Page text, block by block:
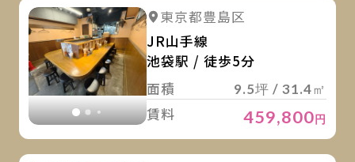
詳細を見る
東京都豊島区
JR山手線
池袋駅 / 徒歩5分
面積
9.5坪 / 31.4㎡
賃料 459,800円